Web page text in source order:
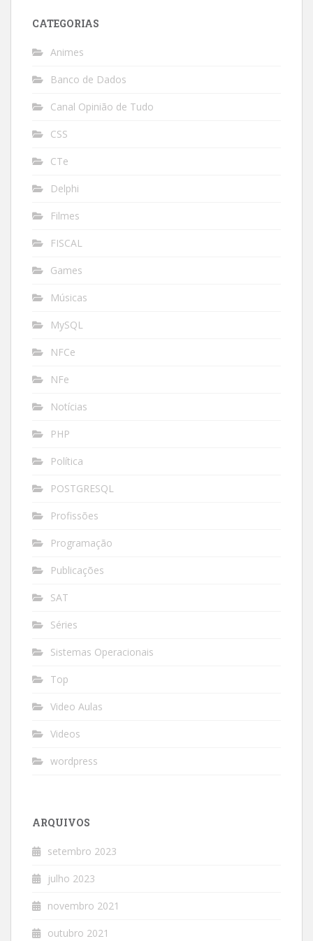
CATEGORIAS
Animes
Banco de Dados
Canal Opinião de Tudo
CSS
CTe
Delphi
Filmes
FISCAL
Games
Músicas
MySQL
NFCe
NFe
Notícias
PHP
Política
POSTGRESQL
Profissões
Programação
Publicações
SAT
Séries
Sistemas Operacionais
Top
Video Aulas
Videos
wordpress
ARQUIVOS
setembro 2023
julho 2023
novembro 2021
outubro 2021